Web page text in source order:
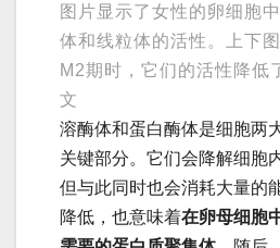
图片显示了女性的卵细胞
体和线粒体的活性。上下
M2期时，它们的活性降低
文
溶酶体和蛋白酶体是细胞两
关键部分。它们会降解细胞
但与此同时也会消耗大量的
降低，也意味着在卵母细胞